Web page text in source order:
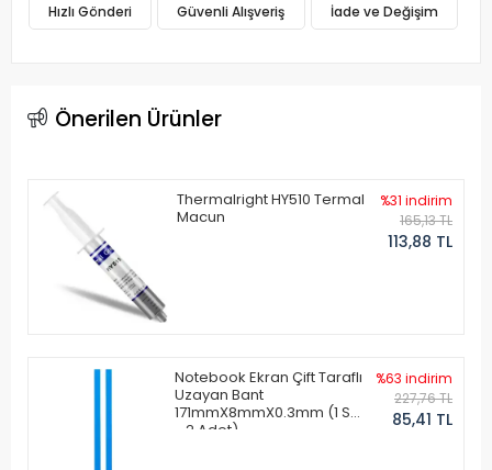
Hızlı Gönderi Güvenli Alışveriş İade ve Değişim
Önerilen Ürünler
Thermalright HY510 Termal
Macun
%31 indirim
165,13 TL
113,88 TL
Notebook Ekran Çift Taraflı
Uzayan Bant
171mmX8mmX0.3mm (1 Set
- 2 Adet)
%63 indirim
227,76 TL
85,41 TL